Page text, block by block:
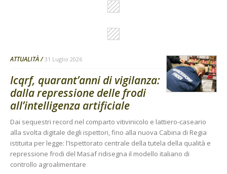
ATTUALITÀ 31 Luglio 2026
Icqrf, quarant’anni di vigilanza:
dalla repressione delle frodi
all’intelligenza artificiale
Dai sequestri record nel comparto vitivinicolo e lattiero-caseario
alla svolta digitale degli ispettori, fino alla nuova Cabina di Regia
istituita per legge: l'Ispettorato centrale della tutela della qualità e
repressione frodi del Masaf ridisegna il modello italiano di
controllo agroalimentare